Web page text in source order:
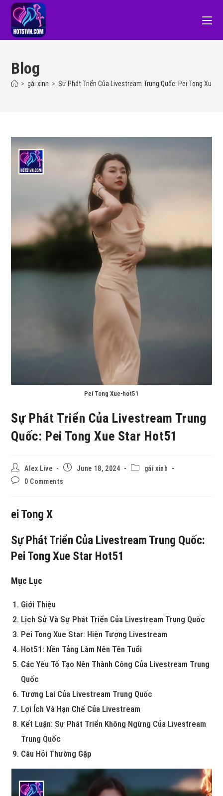
Blog
> gái xinh > Sự Phát Triển Của Livestream Trung Quốc: Pei Tong Xue
Pei Tong Xue-hot51
Sự Phát Triển Của Livestream Trung
Quốc: Pei Tong Xue Star Hot51
Alex Live June 18, 2024
gái xinh
0 Comments
ei Tong X
Sự Phát Triển Của Livestream Trung Quốc:
Pei Tong Xue Star Hot51
Mục Lục
Giới Thiệu
Lịch Sử Và Sự Phát Triển Của Livestream Trung Quốc
Pei Tong Xue Star: Hiện Tượng Livestream
Hot51: Nền Tảng Làm Nên Tên Tuổi
Các Yếu Tố Tạo Nên Thành Công Của Livestream Trung
Quốc
Tương Lai Của Livestream Trung Quốc
Lợi Ích Và Hạn Chế Của Livestream
Kết Luận: Sự Phát Triển Không Ngừng Của Livestream
Trung Quốc
Câu Hỏi Thường Gặp